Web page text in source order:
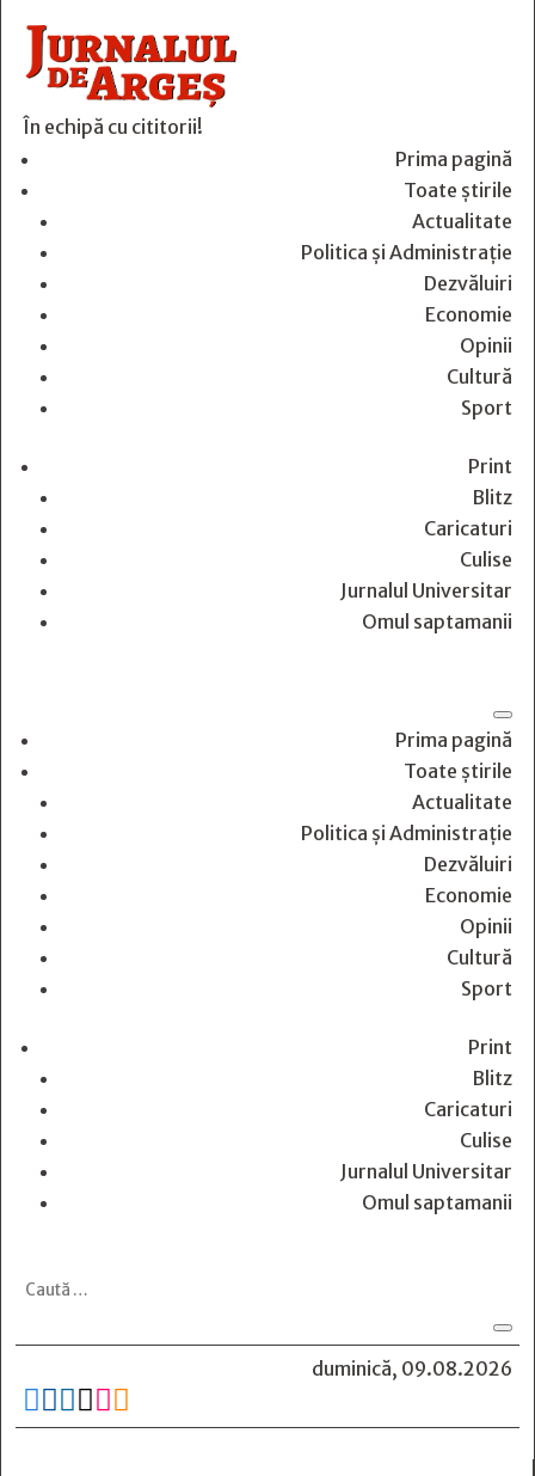
În echipă cu cititorii!
Prima pagină
Toate știrile
Actualitate
Politica și Administrație
Dezvăluiri
Economie
Opinii
Cultură
Sport
Print
Blitz
Caricaturi
Culise
Jurnalul Universitar
Omul saptamanii
Prima pagină
Toate știrile
Actualitate
Politica și Administrație
Dezvăluiri
Economie
Opinii
Cultură
Sport
Print
Blitz
Caricaturi
Culise
Jurnalul Universitar
Omul saptamanii
duminică, 09.08.2026
     